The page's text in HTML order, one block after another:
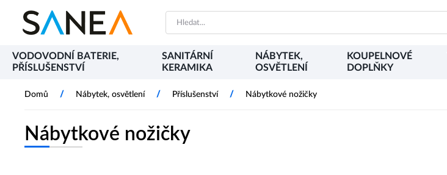
VODOVODNÍ BATERIE,
PŘÍSLUŠENSTVÍ
SANITÁRNÍ
KERAMIKA
NÁBYTEK,
OSVĚTLENÍ
KOUPELNOVÉ
DOPLŇKY
Domů / Nábytek, osvětlení / Příslušenství / Nábytkové nožičky
Nábytkové nožičky